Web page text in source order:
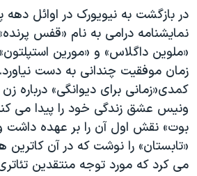
در بازگشت به نیویورک در اوائل دهه
نمایشنامه درامی به نام «قفس
«ملوین داگلاس» و «مورین استپلتون»
زمان موفقیت چندانی به دست
کمدی«زمانی برای دیوانگی» درباره
ونیس عشق زندگی خود را پیدا می
بوت» نقش اول آن را بر عهده
«تابستان» را نوشت که در آن
می کرد که مورد توجه منتقدین